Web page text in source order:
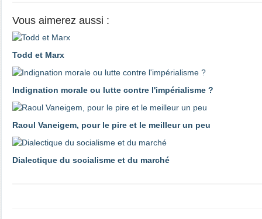
Vous aimerez aussi :
Todd et Marx
Indignation morale ou lutte contre l'impérialisme ?
Raoul Vaneigem, pour le pire et le meilleur un peu
Dialectique du socialisme et du marché